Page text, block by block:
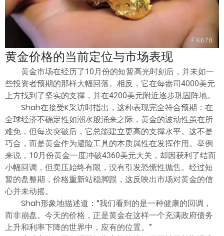
黄金价格的当前定位与市场表现
黄金市场在经历了10月份的短暂高光时刻后，并未如一
些投资者预期的那样大幅回落。相反，它在每盎司4000美元
上方找到了坚实的支撑，并在4200美元附近逐步巩固阵地。
Shah在接受K采访时指出，这种表现完全符合预期：在
全球经济不确定性如潮水般涌来之际，黄金的波动性虽在所
难免，但每次突破后，它总能建立更高的支撑水平。这不是
巧合，而是黄金作为避险工具的本质属性在发挥作用。举例
来说，10月份黄金一度冲破4360美元大关，却因获利了结而
小幅回调，但卖压始终有限，没有引发恐慌性抛售。经过短
暂的盘整期，价格重新站稳脚跟，这反映出市场对黄金的信
心并未动摇。
Shah形象地描述道：“我们看到的是一种健康的回调，
而非崩盘。今天的价格，正是黄金在这样一个充满政府债务
上升和利率下降的世界中，应有的位置。”